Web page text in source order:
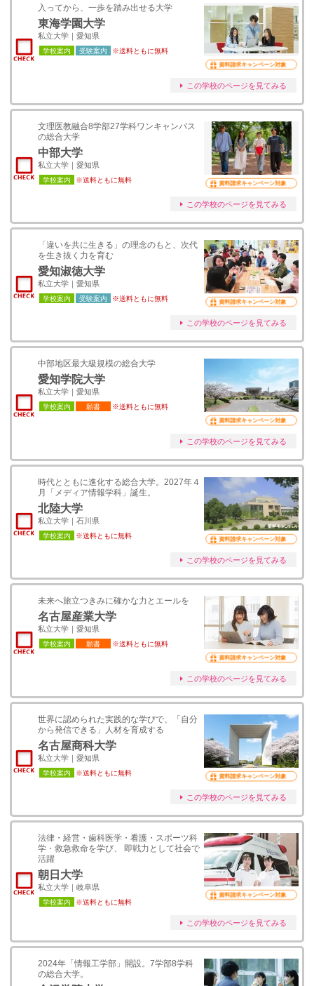
入ってから、一歩を踏み出せる大学
東海学園大学
私立大学｜愛知県
学校案内 受験案内 ※送料ともに無料
資料請求キャンペーン対象
この学校のページを見てみる
文理医教融合8学部27学科ワンキャンパス
の総合大学
中部大学
私立大学｜愛知県
学校案内 ※送料ともに無料 資料請求キャンペーン対象
この学校のページを見てみる
「違いを共に生きる」の理念のもと、次代
を生き抜く力を育む
愛知淑徳大学
私立大学｜愛知県
学校案内 受験案内 ※送料ともに無料 資料請求キャンペーン対象
この学校のページを見てみる
中部地区最大級規模の総合大学
愛知学院大学
私立大学｜愛知県
学校案内 願書 ※送料ともに無料
資料請求キャンペーン対象
この学校のページを見てみる
時代とともに進化する総合大学。2027年４
月「メディア情報学科」誕生。
北陸大学
私立大学｜石川県
学校案内 ※送料ともに無料 資料請求キャンペーン対象
この学校のページを見てみる
未来へ旅立つきみに確かな力とエールを
名古屋産業大学
私立大学｜愛知県
学校案内 願書 ※送料ともに無料
資料請求キャンペーン対象
この学校のページを見てみる
世界に認められた実践的な学びで、「自分
から発信できる」人材を育成する
名古屋商科大学
私立大学｜愛知県
学校案内 ※送料ともに無料 資料請求キャンペーン対象
この学校のページを見てみる
法律・経営・歯科医学・看護・スポーツ科
学・救急救命を学び、 即戦力として社会で
活躍
朝日大学
私立大学｜岐阜県
学校案内 ※送料ともに無料
資料請求キャンペーン対象
この学校のページを見てみる
2024年「情報工学部」開設。7学部8学科
の総合大学。